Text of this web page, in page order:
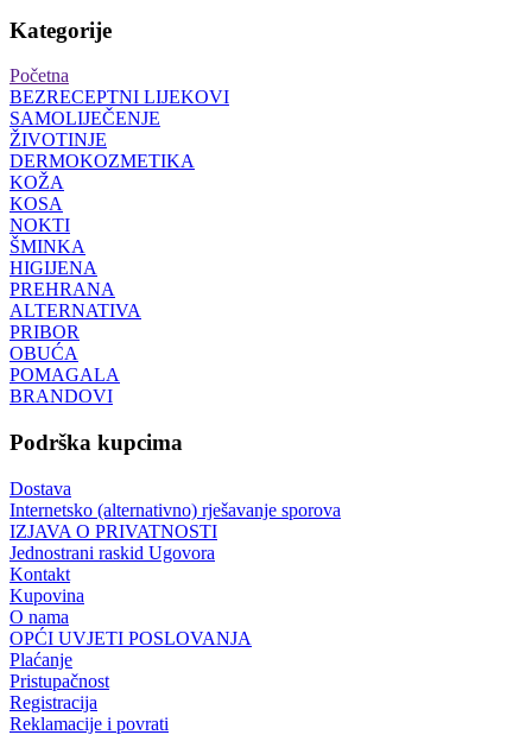
Kategorije
Početna
BEZRECEPTNI LIJEKOVI
SAMOLIJEČENJE
ŽIVOTINJE
DERMOKOZMETIKA
KOŽA
KOSA
NOKTI
ŠMINKA
HIGIJENA
PREHRANA
ALTERNATIVA
PRIBOR
OBUĆA
POMAGALA
BRANDOVI
Podrška kupcima
Dostava
Internetsko (alternativno) rješavanje sporova
IZJAVA O PRIVATNOSTI
Jednostrani raskid Ugovora
Kontakt
Kupovina
O nama
OPĆI UVJETI POSLOVANJA
Plaćanje
Pristupačnost
Registracija
Reklamacije i povrati